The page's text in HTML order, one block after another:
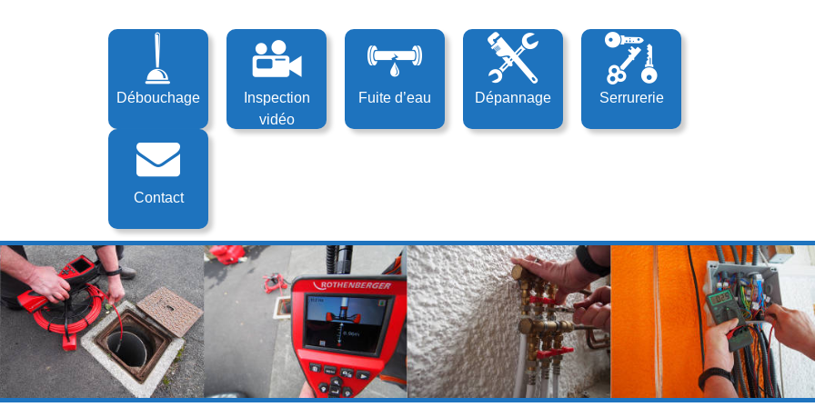
Aller au
contenu
principal
Débouchage
Inspection
vidéo
Fuite d’eau Dépannage Serrurerie
Contact